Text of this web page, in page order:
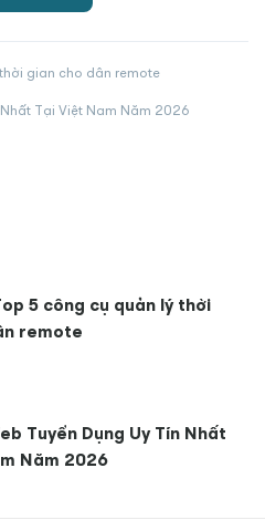
5 công cụ quản lý thời
remote
Tuyển Dụng Uy Tín Nhất
Năm 2026
gian cho dân remote
Nhất Tại Việt Nam Năm 2026